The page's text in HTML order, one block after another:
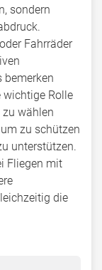
sondern
Fahrräder
bemerken
wichtige Rolle
zu wählen
zu schützen
unterstützen.
Fliegen mit
die